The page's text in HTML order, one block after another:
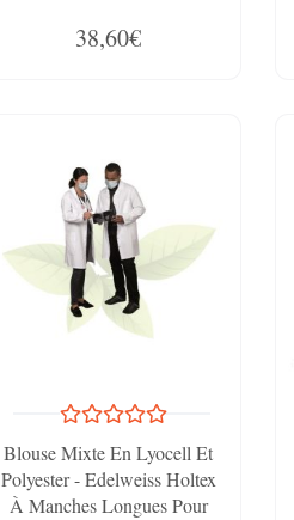
38,60€
Blouse Mixte En Lyocell Et
Polyester - Edelweiss Holtex
À Manches Longues Pour